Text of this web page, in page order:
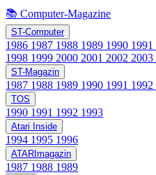
📚 Computer-Magazine
ST-Computer
1986 1987 1988 1989 1990 1991
1998 1999 2000 2001 2002 2003
ST-Magazin
1987 1988 1989 1990 1991 1992
TOS
1990 1991 1992 1993
Atari Inside
1994 1995 1996
ATARImagazin
1987 1988 1989